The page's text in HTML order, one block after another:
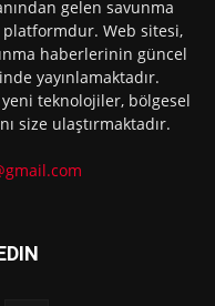
gelen savunma
Web sitesi,
haberlerinin güncel
yayınlamaktadır.
teknolojiler, bölgesel
size ulaştırmaktadır.